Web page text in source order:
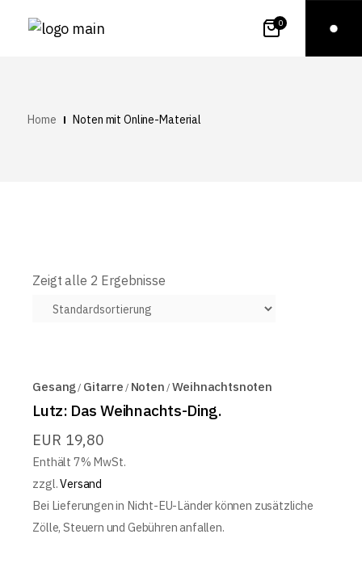
0
Home Noten mit Online-Material
Zeigt alle 2 Ergebnisse
Gesang Gitarre Noten Weihnachtsnoten
Lutz: Das Weihnachts-Ding.
EUR 19,80
Enthält 7% MwSt.
zzgl.Versand
Bei Lieferungen in Nicht-EU-Länder können zusätzliche
Zölle, Steuern und Gebühren anfallen.